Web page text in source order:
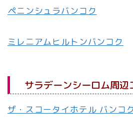
ペニンシュラバンコク
ミレニアムヒルトンバンコク
サラデーンシーロム周辺
ザ・スコータイホテル バンコ